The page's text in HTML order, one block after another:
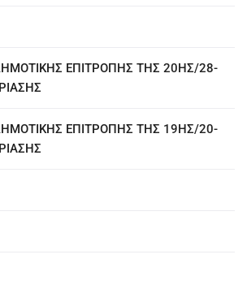
ΕΠΙΤΡΟΠΗΣ ΤΗΣ 20ΗΣ/28-
ΕΠΙΤΡΟΠΗΣ ΤΗΣ 19ΗΣ/20-